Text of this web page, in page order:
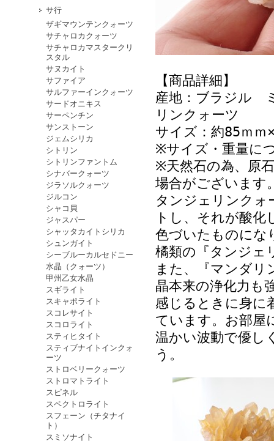
サ行
ザギマウンテンクォーツ
サチャロカクォーツ
サチャロカマスタークリ
スタル
サヌカイト
サファイア
サルファーインクォーツ
サードオニキス
サーペンチン
サンストーン
ジェムシリカ
シトリン
シトリンファントム
シナバークォーツ
ジラソルクォーツ
ジルコン
シャコ貝
ジャスパー
シャッタカイトシリカ
シュンガイト
シーブルーカルセドニー
水晶（クォーツ）
甲州乙女水晶
スギライト
スキャポライト
スコレサイト
スコロライト
スティヒタイト
スティブナイトインクォ
ーツ
ストロベリークォーツ
ストロマトライト
スピネル
スペクトロライト
スフェーン（チタナイ
ト）
スミソナイト
【商品詳細】
産地：ブラジル
リンクォーツ
サイズ：約85ｍ
※サイズ・重量に
※天然石の為、原
場合がございます
タンジェリンクォ
トし、それが酸
色づいたものにな
橘類の『タンジェ
また、『マンダリ
晶本来の浄化力も
感じるときに身に
ています。お部屋
温かい波動で優し
う。